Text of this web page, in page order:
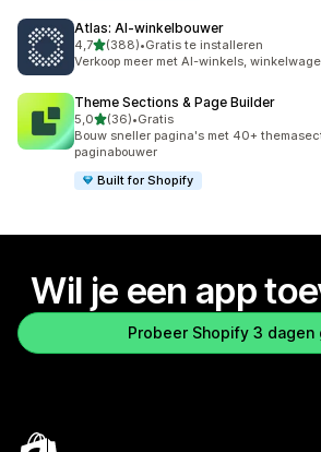
Atlas: AI‑winkelbouwer
4,7van 5 sterren
(388)
388 recensies in totaal
•Gratis te installeren
Verkoop meer met AI-winkels,
Theme Sections & Page Builder
5,0van 5 sterren
(36)
36 recensies in totaal
•Gratis
Bouw sneller pagina's met 40+
paginabouwer
Built for Shopify
Wil je een app
Probeer Shopify 3 dagen